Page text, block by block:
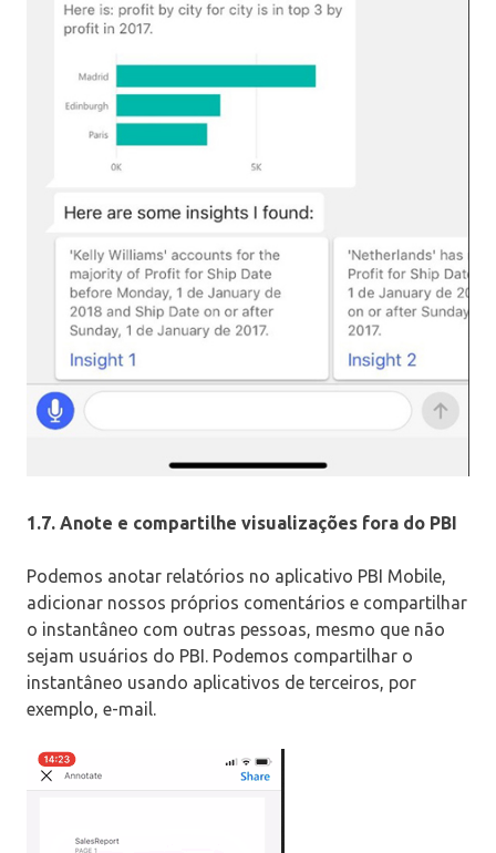
1.7. Anote e compartilhe visualizações fora do PBI
Podemos anotar relatórios no aplicativo PBI Mobile,
adicionar nossos próprios comentários e compartilhar
o instantâneo com outras pessoas, mesmo que não
sejam usuários do PBI. Podemos compartilhar o
instantâneo usando aplicativos de terceiros, por
exemplo, e-mail.